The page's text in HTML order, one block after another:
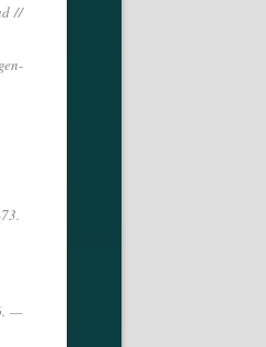
//
—